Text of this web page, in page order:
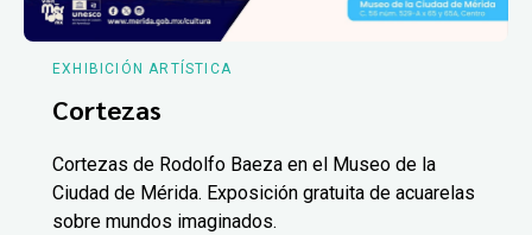
EXHIBICIÓN ARTÍSTICA
Cortezas
Cortezas de Rodolfo Baeza en el Museo de la
Ciudad de Mérida. Exposición gratuita de acuarelas
sobre mundos imaginados.